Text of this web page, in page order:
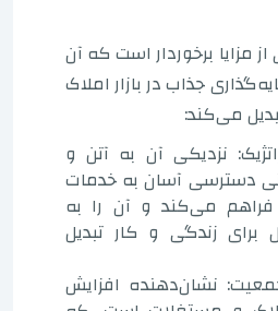
مزایا برخوردار است که آن
جذاب در بازار املاک
می‌کند:
نزدیکی آن به آتن و
دسترسی آسان به خدمات
فراهم می‌کند و آن را به
برای زندگی و کار تبدیل
نشان‌دهنده افزایش